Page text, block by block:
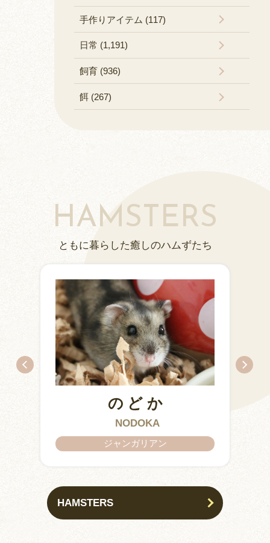
手作りアイテム (117)
日常 (1,191)
飼育 (936)
餌 (267)
HAMSTERS
ともに暮らした癒しのハムずたち
KURIMARU
のどか
NODOKA
ジャンガリアン
CHITOSE
CHATARO
IZUMO & OKUNI
ARARE
KISUKE
HAMSTERS